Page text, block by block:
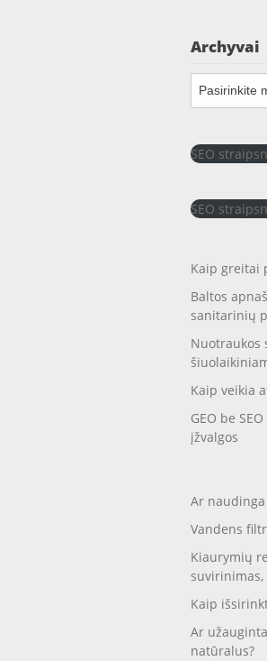
Archyvai
Archyvai
SEO
SEO
Kaip greitai
Baltos
sanitarinių
Nuotraukos
Kaip veikia
GEO be
įžvalgos
Ar
Vandens
Kiaurymių
Kaip
Ar
natūralus?